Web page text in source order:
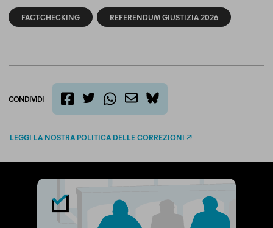
FACT-CHECKING REFERENDUM GIUSTIZIA 2026
CONDIVIDI
bluesky
LEGGI LA NOSTRA POLITICA DELLE CORREZIONI